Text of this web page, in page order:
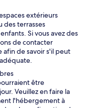
extérieurs
des terrasses
Si vous avez des
de contacter
de savoir s'il peut
être
Veuillez en faire la
l'hébergement à